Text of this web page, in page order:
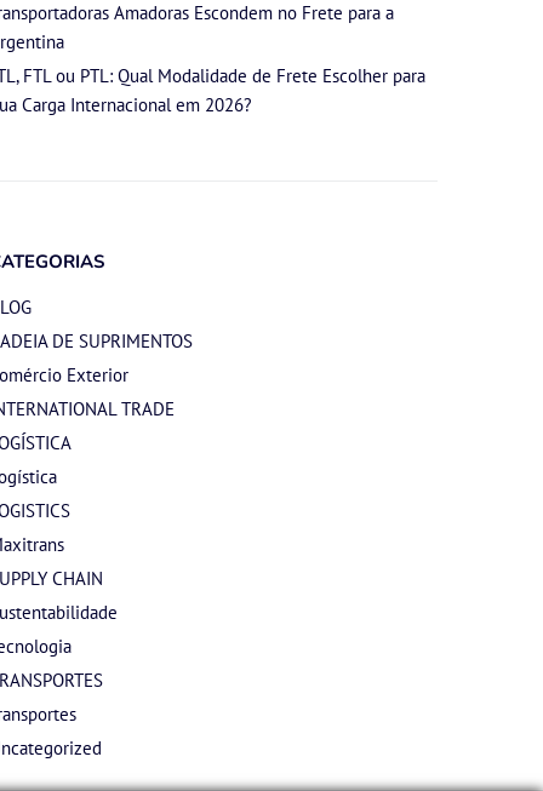
Amadoras Escondem no Frete para a
FTL ou PTL: Qual Modalidade de Frete Escolher para
Carga Internacional em 2026?
DE SUPRIMENTOS
Exterior
TRADE
CHAIN